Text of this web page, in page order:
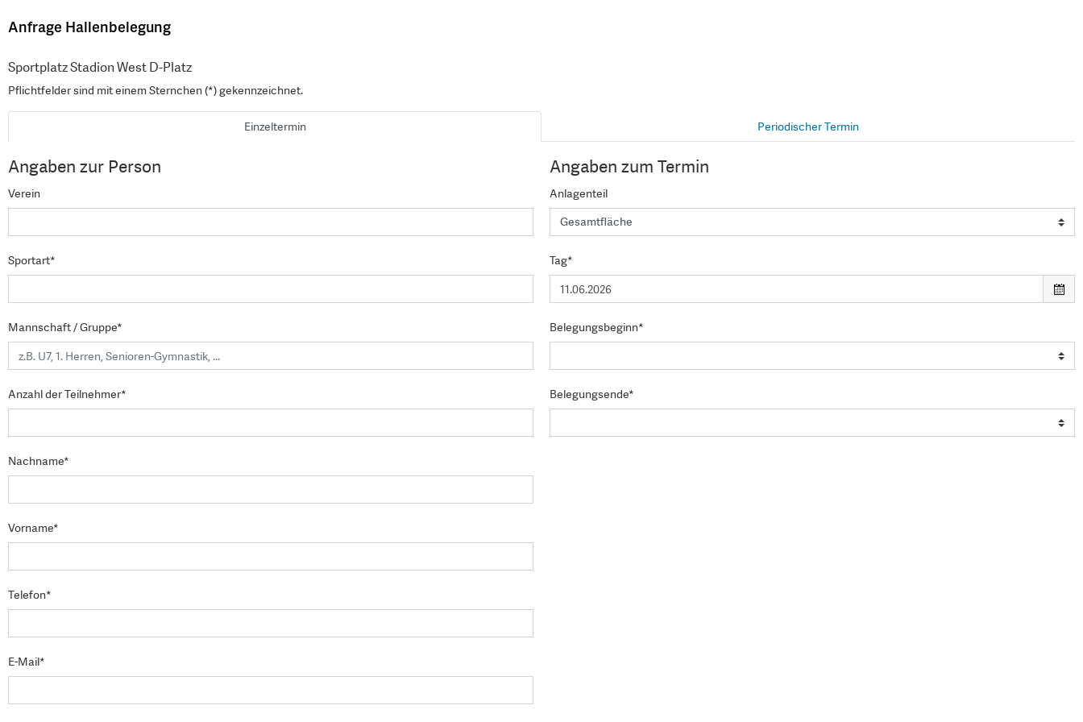
Anfrage Hallenbelegung
Sportplatz Stadion West D-Platz
Pflichtfelder sind mit einem Sternchen (*) gekennzeichnet.
Einzeltermin Periodischer Termin
Angaben zur Person
Verein
Sportart*
Mannschaft / Gruppe*
Anzahl der Teilnehmer*
Nachname*
Vorname*
Telefon*
E-Mail*
Angaben zum Termin
Anlagenteil
Tag*
Belegungsbeginn*
Belegungsende*